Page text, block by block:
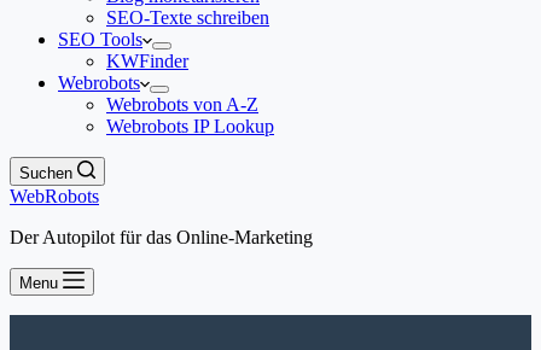
SEO-Texte schreiben
SEO Tools
KWFinder
Webrobots
Webrobots von A-Z
Webrobots IP Lookup
Suchen
WebRobots
Der Autopilot für das Online-Marketing
Menu